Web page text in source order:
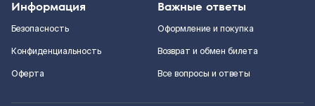
Информация
Безопасность
Конфиденциальность
Оферта
Важные ответы
Оформление и покупка
Возврат и обмен билета
Все вопросы и ответы